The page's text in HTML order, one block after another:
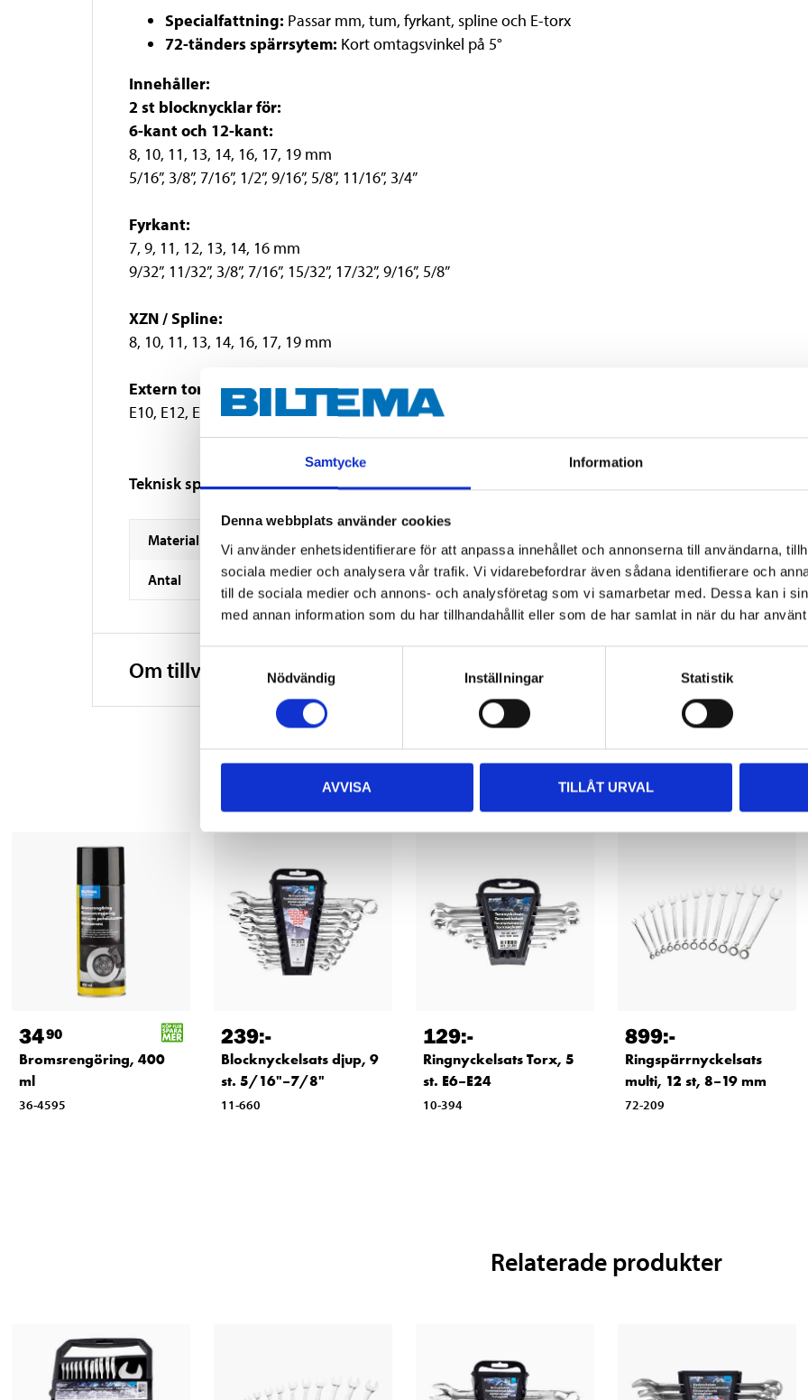
Samtycke Information
Denna webbplats använder cookies
Vi använder enhetsidentifierare för att anpassa innehållet och annonserna till användarna,
sociala medier och analysera vår trafik. Vi vidarebefordrar även sådana identifierare och
till de sociala medier och annons- och analysföretag som vi samarbetar med. Dessa kan i
med annan information som du har tillhandahållit eller som de har samlat in när du har
Nödvändig
Inställningar Statistik
AVVISA TILLÅT URVAL
Specialfattning: Passar mm, tum, fyrkant, spline och E-torx
72-tänders spärrsytem: Kort omtagsvinkel på 5°
Innehåller:
2 st blocknycklar för:
6-kant och 12-kant:
8, 10, 11, 13, 14, 16, 17, 19 mm
5/16”, 3/8”, 7/16”, 1/2”, 9/16”, 5/8”, 11/16”, 3/4”
Fyrkant:
7, 9, 11, 12, 13, 14, 16 mm
9/32”, 11/32”, 3/8”, 7/16”, 15/32”, 17/32”, 9/16”, 5/8”
XZN / Spline:
8, 10, 11, 13, 14, 16, 17, 19 mm
Extern torx:
E10, E12, E14, E16, E18, E20, E22, E24
Teknisk specifikation
Material
Antal 2 st.
Om tillverkaren
Andra kunder köpte också
3490
Bromsrengöring, 400
ml
36-4595
239:-
Blocknyckelsats djup, 9
st. 5/16"–7/8"
11-660
129:-
Ringnyckelsats Torx, 5
st. E6–E24
10-394
899:-
Ringspärrnyckelsats
multi, 12 st, 8–19 mm
72-209
Relaterade produkter